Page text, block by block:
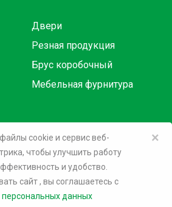
Двери
Резная продукция
Брус коробочный
Мебельная фурнитура
×
cookie и сервис веб-
чтобы улучшить работу
и удобство.
сайт, вы соглашаетесь c
персональных данных